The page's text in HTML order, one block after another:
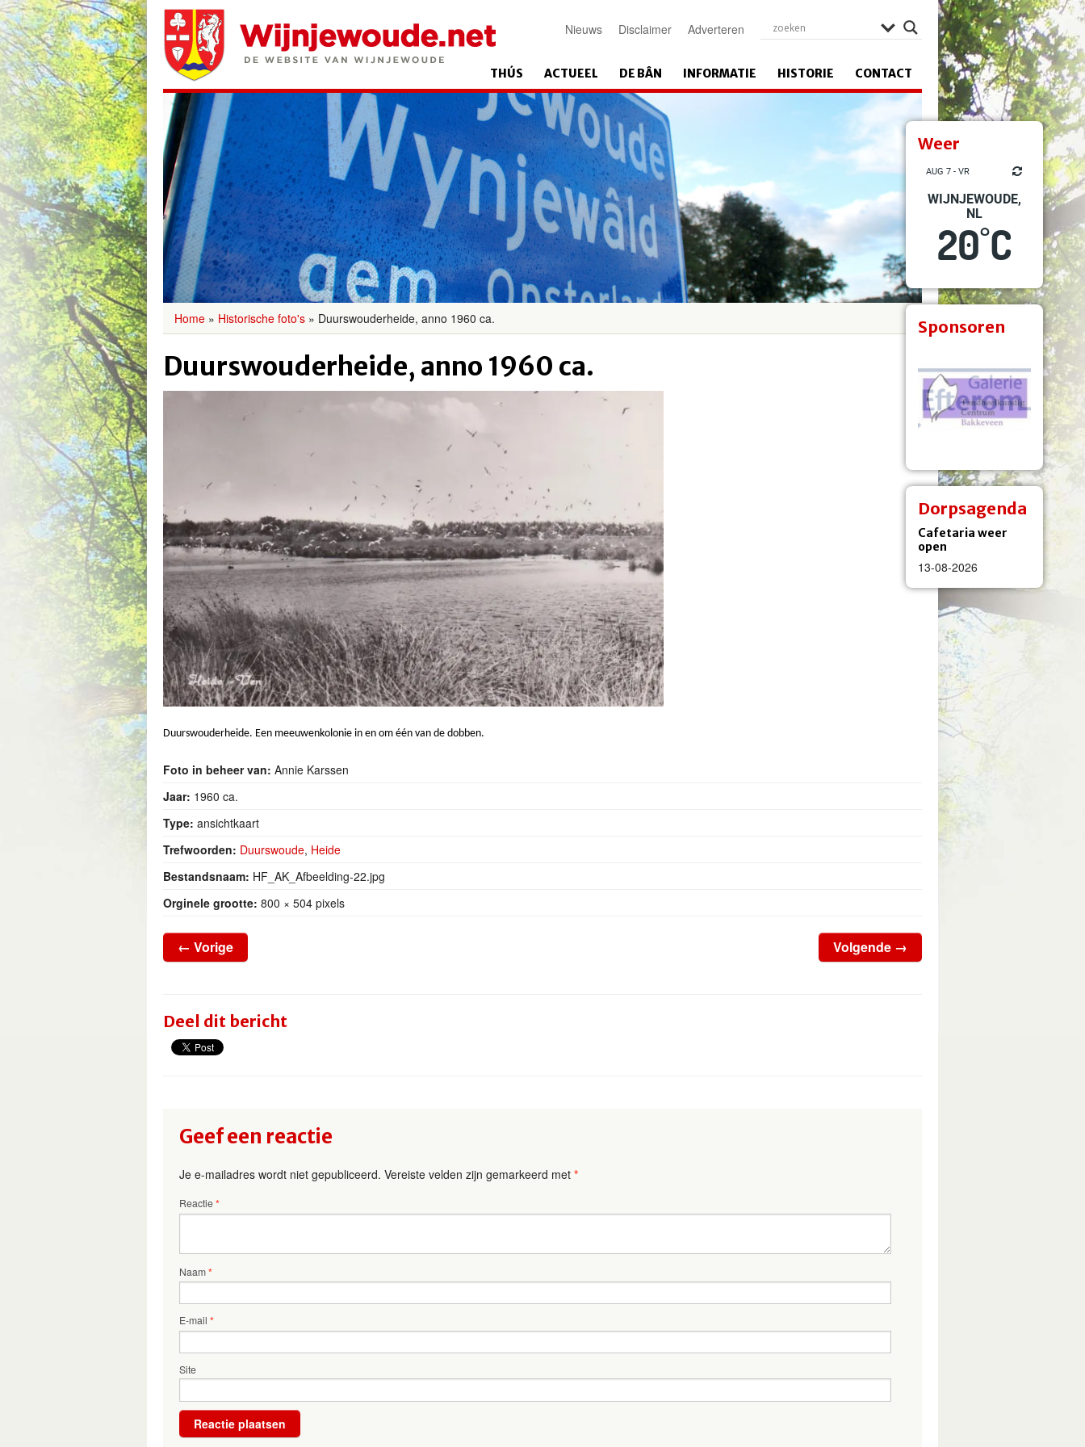
Weer
AUG 7 - VR
WIJNJEWOUDE,
NL
20°C
Sponsoren
Dorpsagenda
Cafetaria weer
open
13-08-2026
Nieuws Disclaimer Adverteren
THÚS ACTUEEL DE BÂN INFORMATIE HISTORIE CONTACT
Home » Historische foto's » Duurswouderheide, anno 1960 ca.
Duurswouderheide, anno 1960 ca.
Duurswouderheide. Een meeuwenkolonie in en om één van de dobben.
Foto in beheer van: Annie Karssen
Jaar: 1960 ca.
Type: ansichtkaart
Trefwoorden: Duurswoude, Heide
Bestandsnaam: HF_AK_Afbeelding-22.jpg
Orginele grootte: 800 × 504 pixels
← Vorige Volgende →
Deel dit bericht
Geef een reactie
Je e-mailadres wordt niet gepubliceerd. Vereiste velden zijn gemarkeerd met *
Reactie*
Naam*
E-mail *
Site